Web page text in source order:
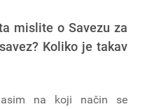
mislite o Savezu za
Koliko je takav
na koji način se